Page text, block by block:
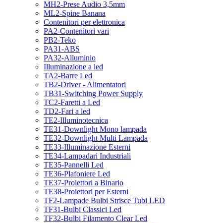
MH2-Prese Audio 3,5mm
ML2-Spine Banana
Contenitori per elettronica
PA2-Contenitori vari
PB2-Teko
PA31-ABS
PA32-Alluminio
Illuminazione a led
TA2-Barre Led
TB2-Driver - Alimentatori
TB31-Switching Power Supply
TC2-Faretti a Led
TD2-Fari a led
TE2-Illuminotecnica
TE31-Downlight Mono lampada
TE32-Downlight Multi Lampada
TE33-Illuminazione Esterni
TE34-Lampadari Industriali
TE35-Pannelli Led
TE36-Plafoniere Led
TE37-Proiettori a Binario
TE38-Proiettori per Esterni
TF2-Lampade Bulbi Strisce Tubi LED
TF31-Bulbi Classici Led
TF32-Bulbi Filamento Clear Led